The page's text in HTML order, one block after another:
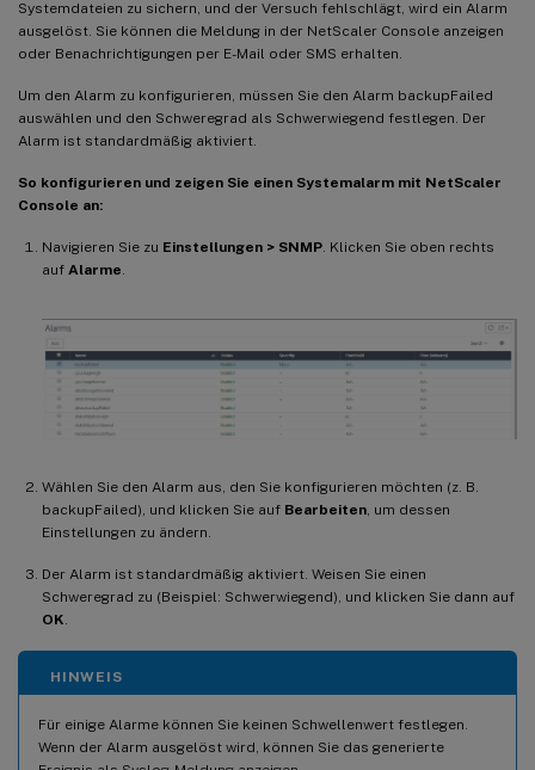
Systemdateien zu sichern, und der Versuch fehlschlägt, wird ein Alarm
ausgelöst. Sie können die Meldung in der NetScaler Console anzeigen
oder Benachrichtigungen per E-Mail oder SMS erhalten.
Um den Alarm zu konfigurieren, müssen Sie den Alarm backupFailed
auswählen und den Schweregrad als Schwerwiegend festlegen. Der
Alarm ist standardmäßig aktiviert.
So konfigurieren und zeigen Sie einen Systemalarm mit NetScaler
Console an:
Navigieren Sie zu Einstellungen > SNMP . Klicken Sie oben rechts
auf Alarme
Wählen Sie den Alarm aus, den Sie konfigurieren möchten (z. B.
backupFailed), und klicken Sie auf Bearbeiten, um dessen
Einstellungen zu ändern.
Der Alarm ist standardmäßig aktiviert. Weisen Sie einen
Schweregrad zu (Beispiel: Schwerwiegend), und klicken Sie dann auf
OK.
HINWEIS
Für einige Alarme können Sie keinen Schwellenwert festlegen.
Wenn der Alarm ausgelöst wird, können Sie das generierte